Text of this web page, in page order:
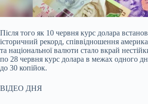
Після того як 10 червня курс долара
історичний рекорд, співвідношення
та національної валюти стало вкрай
по 28 червня курс долара в межах одного
до 30 копійок.
ВІДЕО ДНЯ